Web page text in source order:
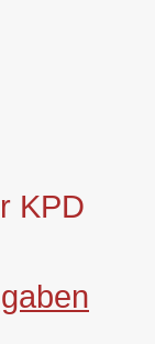
KPD